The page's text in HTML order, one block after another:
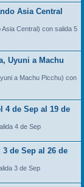
Asia Central
Central) con salida 5
Uyuni a Machu
a Machu Picchu) con
4 de Sep al 19 de
4 de Sep
de Sep al 26 de
3 de Sep